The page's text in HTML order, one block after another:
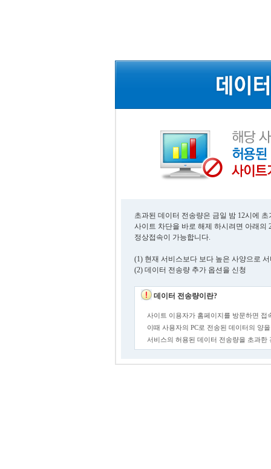
초과된 데이터 전송량은 금일 밤 12시에
사이트 차단을 바로 해제 하시려면 아래의
정상접속이 가능합니다.
(1) 현재 서비스보다 보다 높은 사양으로
(2) 데이터 전송량 추가 옵션을 신청
데이터 전송량이란?
사이트 이용자가 홈페이지를 방문하면 접
이때 사용자의 PC로 전송된 데이터의 양
서비스의 허용된 데이터 전송량을 초과